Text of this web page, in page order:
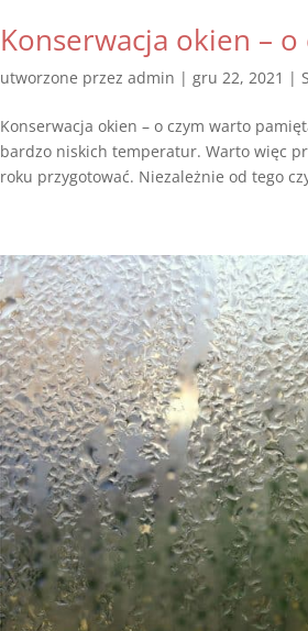
Konserwacja okien –
utworzone przezadmin |gru 22, 2021 |
Konserwacja okien – o czym warto
bardzo niskich temperatur. Warto więc
roku przygotować. Niezależnie od tego